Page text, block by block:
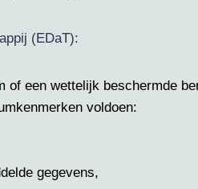
(EDaT):
een wettelijk beschermde
voldoen:
gegevens,